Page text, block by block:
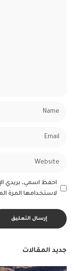
احفظ اسمي، بريدي
لاستخدامها المرة
جديد المقالات